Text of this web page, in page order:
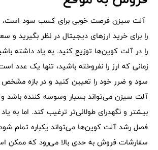
آلت سیزن فرصت خوبی برای کسب سود است،
را برای خرید ارزهای دیجیتال در نظر بگیرید و
را در آلت کوین‌ها توزیع کنید. به یاد داشته
زمانی که ارز را نفروخته باشید، تنها یک عدد
سود و ضرر خود را تعیین کنید و در بازه مشخص
آلت سیزن می‌‌تواند بسیار وسوسه کننده باشد و
بیشتر و نگهدرای طولانی‌تر ترغیب کند. اما به
فصل رشد آلت کوین‌ها می‌تواند یکباره تمام
سفارشات فروش به حدی بالا می‌رود که ممکن